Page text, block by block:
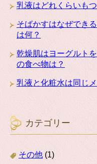
乳液はどれくらいも
そばかすはなぜでき
は何？
乾燥肌はヨーグルト
の食べ物は？
乳液と化粧水は同じ
カテゴリー
その他 (1)